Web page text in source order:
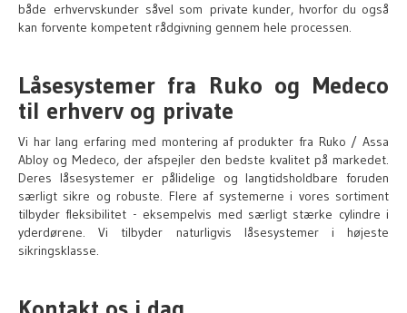
både erhvervskundersåvel som private kunder, hvorfor du også
kan forvente kompetent rådgivning gennem hele processen.
Låsesystemer fra Ruko og Medeco
til erhverv og private
Vi har lang erfaring med montering af produkter fra Ruko / Assa
Abloy og Medeco, der afspejler den bedste kvalitet på markedet.
Deres låsesystemer er pålidelige og langtidsholdbare foruden
særligt sikre og robuste. Flere af systemerne i vores sortiment
tilbyder fleksibilitet - eksempelvis med særligt stærke cylindre i
yderdørene. Vi tilbyder naturligvis låsesystemer i højeste
sikringsklasse.